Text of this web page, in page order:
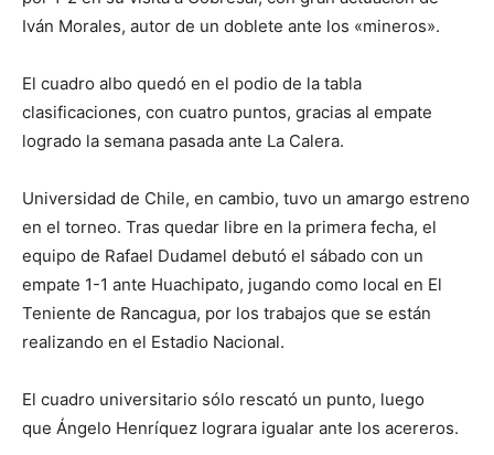
Iván Morales, autor de un doblete ante los «mineros».
El cuadro albo quedó en el podio de la tabla
clasificaciones, con cuatro puntos, gracias al empate
logrado la semana pasada ante La Calera.
Universidad de Chile, en cambio, tuvo un amargo estreno
en el torneo. Tras quedar libre en la primera fecha, el
equipo de Rafael Dudamel debutó el sábado con un
empate 1-1 ante Huachipato, jugando como local en El
Teniente de Rancagua, por los trabajos que se están
realizando en el Estadio Nacional.
El cuadro universitario sólo rescató un punto, luego
que Ángelo Henríquez lograra igualar ante los acereros.